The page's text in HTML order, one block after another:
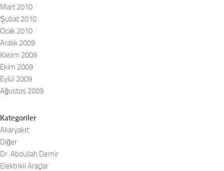
Mart 2010
Şubat 2010
Ocak 2010
Aralık 2009
Kasım 2009
Ekim 2009
Eylül 2009
Ağustos 2009
Kategoriler
Akaryakıt
Diğer
Dr. Abdullah Demir
Elektrikli Araçlar